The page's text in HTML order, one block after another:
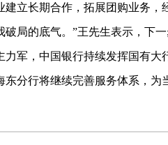
建立长期合作，拓展团购业务
破局的底气。”王先生表示，下
，中国银行持续发挥国有大
东分行将继续完善服务体系，